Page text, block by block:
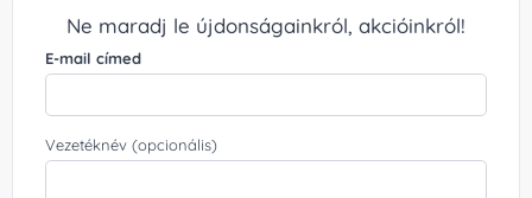
Ne maradj le újdonságainkról, akcióinkról!
E-mail címed
Vezetéknév (opcionális)